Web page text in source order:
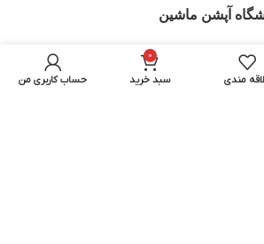
آپشن ماشین
مندی
0
سبد خرید حساب کاربری من